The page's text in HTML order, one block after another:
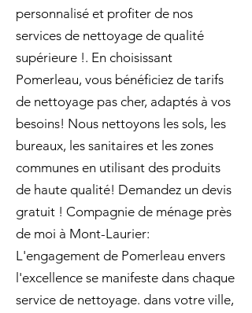
personnalisé et profiter de nos
services de nettoyage de qualité
supérieure !. En choisissant
Pomerleau, vous bénéficiez de tarifs
de nettoyage pas cher, adaptés à vos
besoins! Nous nettoyons les sols, les
bureaux, les sanitaires et les zones
communes en utilisant des produits
de haute qualité! Demandez un devis
gratuit ! Compagnie de ménage près
de moi à Mont-Laurier:
L'engagement de Pomerleau envers
l'excellence se manifeste dans chaque
service de nettoyage. dans votre ville,